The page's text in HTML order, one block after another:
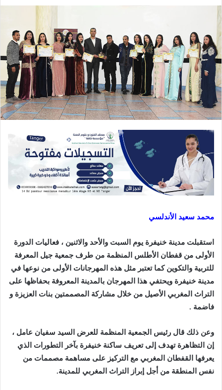
محمد سعيد الأندلسي
استقبلت مدينة خنيفرة يوم السبت والأحد والاثنين ، فعاليات الدورة
الأولى من قفطان الأطلس المنظمة من طرف جمعية جيل المعرفة
للتربية والتكوين كما تعتبر مثل هذه المهرجانات الأولى من نوعها في
مدينة خنيفرة ويحتفي هذا المهرجان بالمدينة المعروفة بحفاظها على
التراث المغربي الأصيل من خلال مشاركة المصممتين بنات العزيزة و
فاضمة .
وعن ذلك قال رئيس الجمعية المنظمة للعرض السيد سفيان عامل ،
إن التظاهرة تهدف إلى تعريف ساكنة خنيفرة بآخر التطورات الذي
يعرفها القفطان المغربي مع التركيز على مساهمة مصممات من
نفس المنطقة من أجل إبراز التراث المغربي للمدينة.